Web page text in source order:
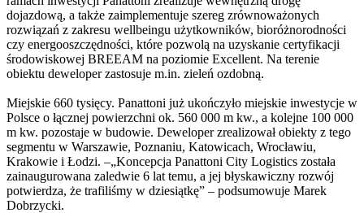
dojazdową, a także zaimplementuje szereg zrównoważonych
rozwiązań z zakresu wellbeingu użytkowników, bioróżnorodności
czy energooszczędności, które pozwolą na uzyskanie certyfikacji
środowiskowej BREEAM na poziomie Excellent. Na terenie
obiektu deweloper zastosuje m.in. zieleń ozdobną.
Miejskie 660 tysięcy. Panattoni już ukończyło miejskie inwestycje w
Polsce o łącznej powierzchni ok. 560 000 m kw., a kolejne 100 000
m kw. pozostaje w budowie. Deweloper zrealizował obiekty z tego
segmentu w Warszawie, Poznaniu, Katowicach, Wrocławiu,
Krakowie i Łodzi. –„Koncepcja Panattoni City Logistics została
zainaugurowana zaledwie 6 lat temu, a jej błyskawiczny rozwój
potwierdza, że trafiliśmy w dziesiątkę” – podsumowuje Marek
Dobrzycki.